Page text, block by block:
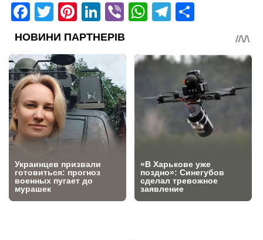
Facebook
Twitter
Pinterest
LinkedIn
ViberWhatsApp
Telegram